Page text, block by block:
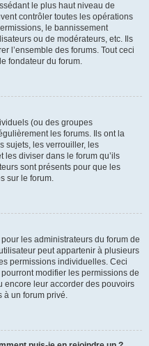
le plus haut niveau de
contrôler toutes les opérations
le bannissement
ou de modérateurs, etc. Ils
l’ensemble des forums. Tout ceci
fondateur du forum.
(ou des groupes
les forums. Ils ont la
sujets, les verrouiller, les
les diviser dans le forum qu’ils
sont présents pour que les
sur le forum.
les administrateurs du forum de
peut appartenir à plusieurs
permissions individuelles. Ceci
modifier les permissions de
encore leur accorder des pouvoirs
à un forum privé.